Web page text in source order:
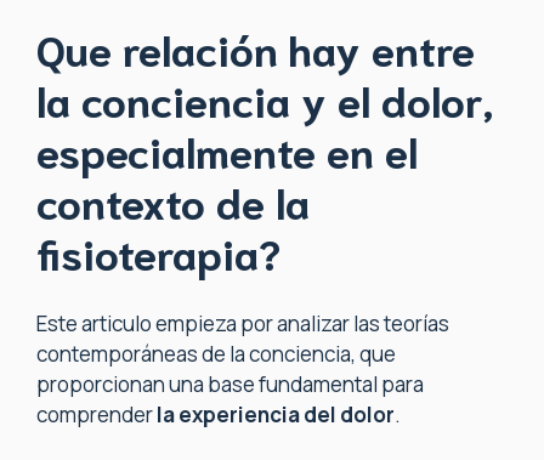
Que relación hay entre
la conciencia y el dolor,
especialmente en el
contexto de la
fisioterapia?
Este articulo empieza por analizar las teorías
contemporáneas de la conciencia, que
proporcionan una base fundamental para
comprenderla experiencia del dolor.